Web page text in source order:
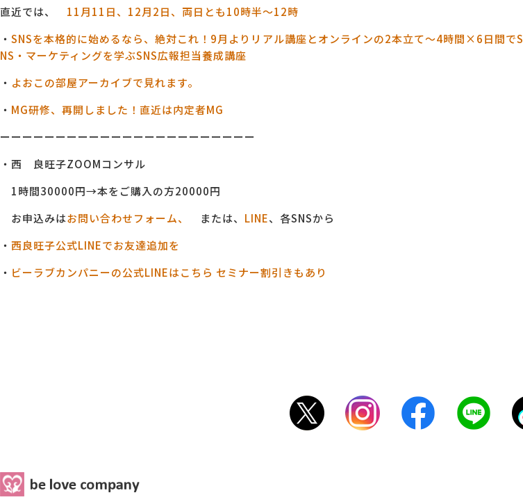
直近では、 11月11日、12月2日、両日とも10時半～12時
・SNSを本格的に始めるなら、絶対これ！9月よりリアル講座とオンラインの2本立て～4時間×6日間でS
NS・マーケティングを学ぶSNS広報担当養成講座
・ よおこの部屋アーカイブで見れます。
・ MG研修、再開しました！直近は内定者MG
ーーーーーーーーーーーーーーーーーーーーーーー
・西 良旺子ZOOMコンサル
1時間30000円→本をご購入の方20000円
お申込みはお問い合わせフォーム、 または、 LINE、各SNSから
・ 西良旺子公式LINEでお友達追加を
・ ビーラブカンパニーの公式LINEはこちら セミナー割引きもあり